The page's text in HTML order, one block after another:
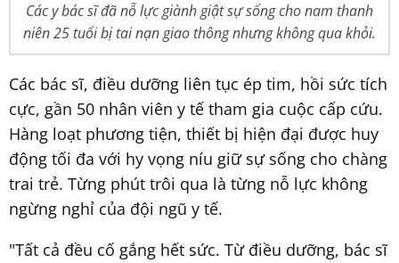
Các y bác sĩ đã nỗ lực giành giật sự sống cho nam thanh
niên 25 tuổi bị tai nạn giao thông nhưng không qua khỏi.
Các bác sĩ, điều dưỡng liên tục ép tim, hồi sức tích
cực, gần 50 nhân viên y tế tham gia cuộc cấp cứu.
Hàng loạt phương tiện, thiết bị hiện đại được huy
động tối đa với hy vọng níu giữ sự sống cho chàng
trai trẻ. Từng phút trôi qua là từng nỗ lực không
ngừng nghỉ của đội ngũ y tế.
"Tất cả đều cố gắng hết sức. Từ điều dưỡng, bác sĩ